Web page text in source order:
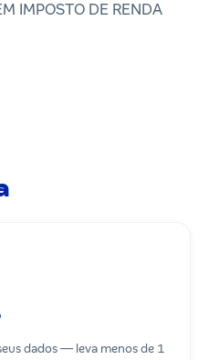
IMPOSTO DE RENDA
dados — leva menos de 1